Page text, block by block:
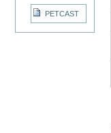
PETCAST